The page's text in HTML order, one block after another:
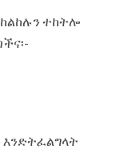
ተከትሎ
እንድትፈልግላት